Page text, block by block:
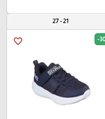
21 - 27
favorite_border -